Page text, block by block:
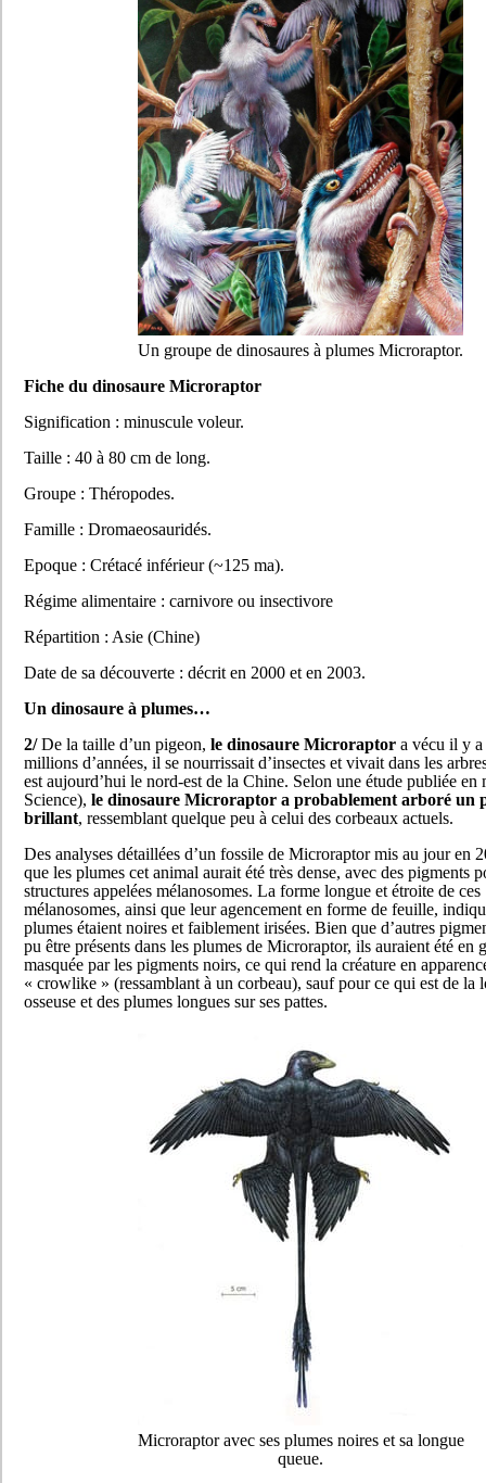
Un groupe de dinosaures à plumes Microraptor.
Fiche du dinosaure Microraptor
Signification : minuscule voleur.
Taille : 40 à 80 cm de long.
Groupe : Théropodes.
Famille : Dromaeosauridés.
Epoque : Crétacé inférieur (~125 ma).
Régime alimentaire : carnivore ou insectivore
Répartition : Asie (Chine)
Date de sa découverte : décrit en 2000 et en 2003.
Un dinosaure à plumes…
2/De la taille d’un pigeon, le dinosaure Microraptor a vécu il y
millions d’années, il se nourrissait d’insectes et vivait dans les
est aujourd’hui le nord-est de la Chine. Selon une étude publiée en
Science), le dinosaure Microraptor a probablement arboré un
brillant, ressemblant quelque peu à celui des corbeaux actuels.
Des analyses détaillées d’un fossile de Microraptor mis au jour en
que les plumes cet animal aurait été très dense, avec des pigments
structures appelées mélanosomes. La forme longue et étroite de ces
mélanosomes, ainsi que leur agencement en forme de feuille,
plumes étaient noires et faiblement irisées. Bien que d’autres
pu être présents dans les plumes de Microraptor, ils auraient été en
masquée par les pigments noirs, ce qui rend la créature en
« crowlike » (ressamblant à un corbeau), sauf pour ce qui est de la
osseuse et des plumes longues sur ses pattes.
Microraptor avec ses plumes noires et sa longue
queue.